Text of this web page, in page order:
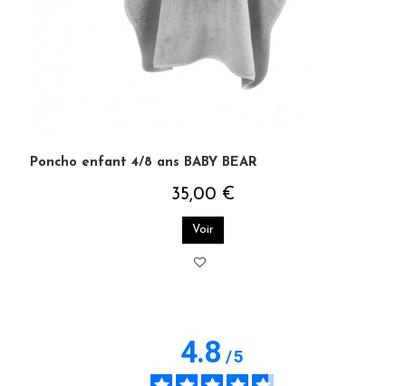
Poncho enfant 4/8 ans BABY BEAR
35,00 €
Voir
4.8/5